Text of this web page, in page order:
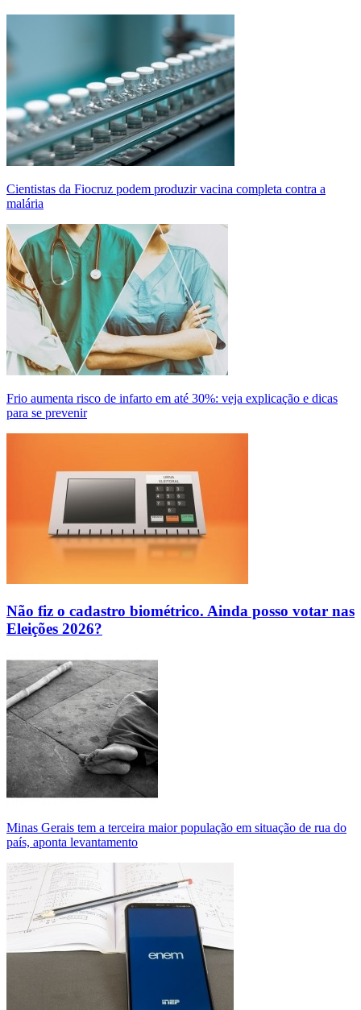
Cientistas da Fiocruz podem produzir vacina completa contra a
malária
Frio aumenta risco de infarto em até 30%: veja explicação e dicas
para se prevenir
Não fiz o cadastro biométrico. Ainda posso votar nas
Eleições 2026?
Minas Gerais tem a terceira maior população em situação de rua do
país, aponta levantamento